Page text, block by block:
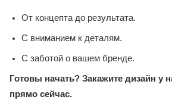
От концепта до результата.
С вниманием к деталям.
С заботой о вашем бренде.
Готовы начать? Закажите дизайн у
прямо сейчас.